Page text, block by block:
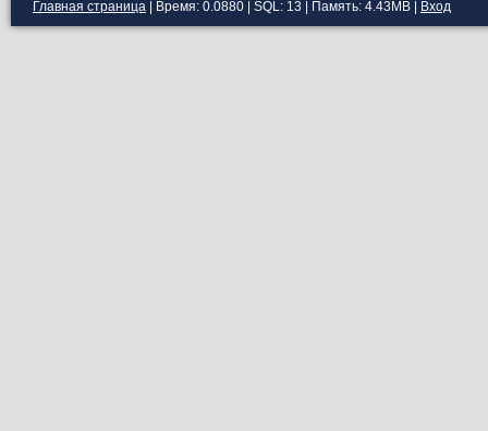
Главная страница | Время: 0.0880 | SQL: 13 | Память: 4.43MB Вход